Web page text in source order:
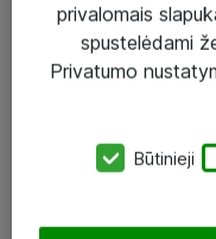
Atea ekspertų patarimai
eShop@atea.lt
privalomais
spustelėdami
Privatumo
Būtinieji